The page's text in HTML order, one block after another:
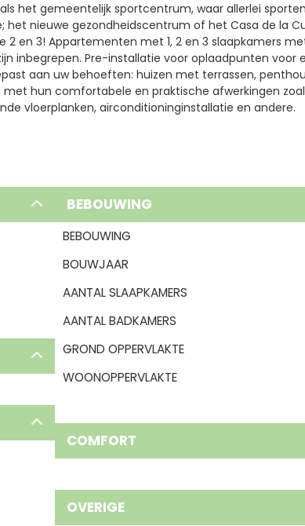
het gemeentelijk sportcentrum, waar allerlei
nieuwe gezondheidscentrum of het Casa de la
en 3! Appartementen met 1, 2 en 3 slaapkamers
inbegrepen. Pre-installatie voor oplaadpunten voor
aan uw behoeften: huizen met terrassen,
hun comfortabele en praktische afwerkingen
vloerplanken, airconditioninginstallatie en andere.
BEBOUWING
BEBOUWING
BOUWJAAR
AANTAL SLAAPKAMERS
AANTAL BADKAMERS
GROND OPPERVLAKTE
WOONOPPERVLAKTE
COMFORT
OVERIGE